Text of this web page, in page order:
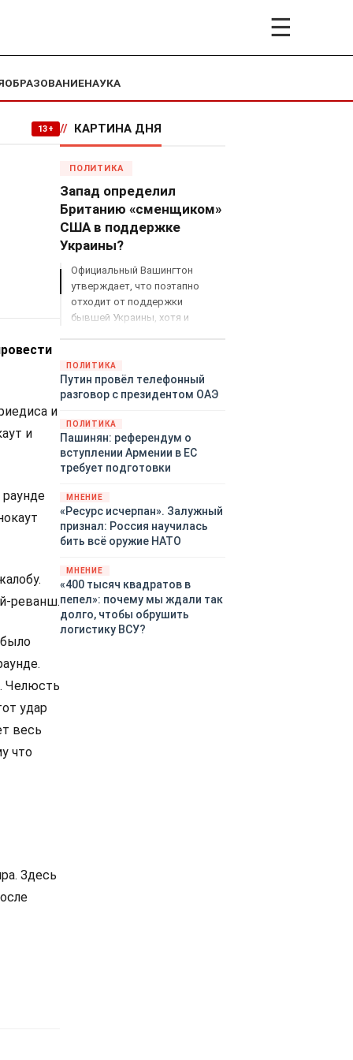
☰
ОБРАЗОВАНИЕНАУКА
13+
и
и
реванш.
Челюсть
удар
весь
что
Здесь
// КАРТИНА ДНЯ
ПОЛИТИКА
Запад определил
Британию «сменщиком»
США в поддержке
Украины?
Официальный Вашингтон
утверждает, что поэтапно
отходит от поддержки
бывшей Украины, хотя и
закупленное ранее оружие.
Также американская
администрация скидывает на
киевского режима оружием,
которое стремится продавать
всем новым снабженцам.
Однако часто возникают
предположения о возможном
«сменщике» американцев на
этом позорном посту.
Рассмотрим, кто же рвётся на
ПОЛИТИКА
Путин провёл телефонный
разговор с президентом ОАЭ
ПОЛИТИКА
Пашинян: референдум о
вступлении Армении в ЕС
требует подготовки
МНЕНИЕ
«Ресурс исчерпан». Залужный
признал: Россия научилась
бить всё оружие НАТО
МНЕНИЕ
«400 тысяч квадратов в
пепел»: почему мы ждали так
долго, чтобы обрушить
логистику ВСУ?